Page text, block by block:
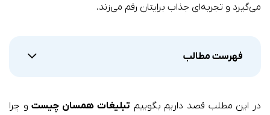
می‌گیرد و تجربه‌ای جذاب برایتان رقم می‌زند.
فهرست مطالب
در این مطلب قصد داریم بگوییم تبلیغات همسان چیستو چرا